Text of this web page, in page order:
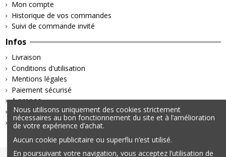
Mon compte
Historique de vos commandes
Suivi de commande invité
Infos
Livraison
Conditions d'utilisation
Mentions légales
Paiement sécurisé
A propos
Retours & Remboursements
Politique de confidentialité
Nous utilisons uniquement des cookies strictement
nécessaires au bon fonctionnement du site et à l’amélioration
de votre expérience d’achat.
Aucun cookie publicitaire ou superflu n’est utilisé.
En poursuivant votre navigation, vous acceptez l’utilisation de